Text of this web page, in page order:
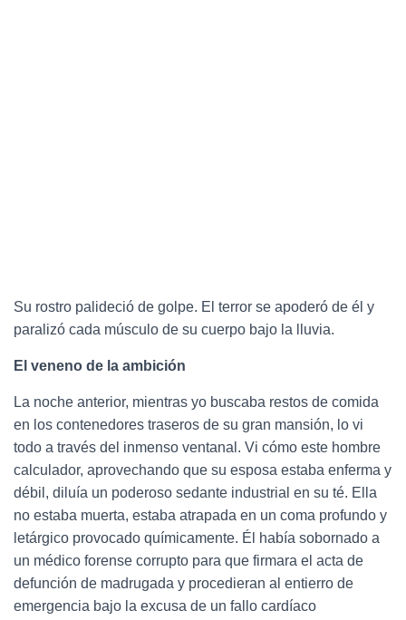
Su rostro palideció de golpe. El terror se apoderó de él y
paralizó cada músculo de su cuerpo bajo la lluvia.
El veneno de la ambición
La noche anterior, mientras yo buscaba restos de comida
en los contenedores traseros de su gran mansión, lo vi
todo a través del inmenso ventanal. Vi cómo este hombre
calculador, aprovechando que su esposa estaba enferma y
débil, diluía un poderoso sedante industrial en su té. Ella
no estaba muerta, estaba atrapada en un coma profundo y
letárgico provocado químicamente. Él había sobornado a
un médico forense corrupto para que firmara el acta de
defunción de madrugada y procedieran al entierro de
emergencia bajo la excusa de un fallo cardíaco